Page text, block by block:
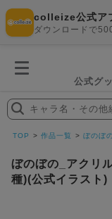
colleize公式ア
ダウンロードで
公式グ
探
す
キャラ名・その他
TOP 作品一覧 ぼのぼ
ぼのぼの_アクリ
種)(公式イラスト)